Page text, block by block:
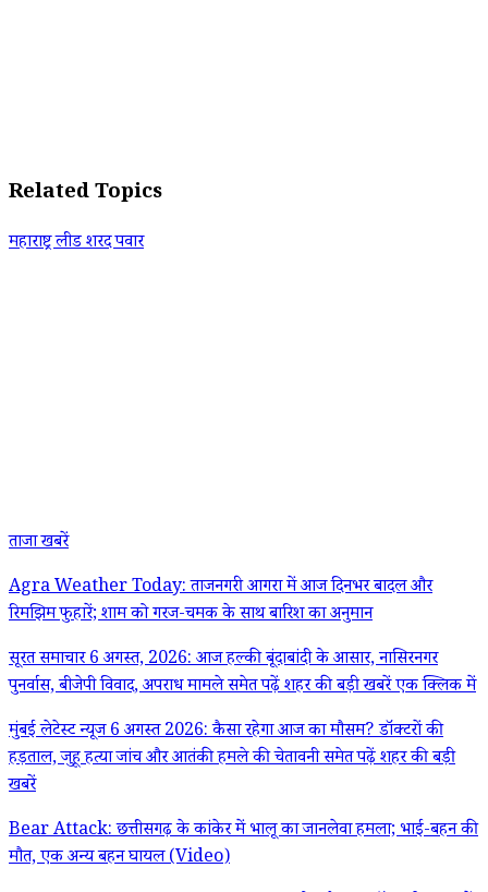
Related Topics
महाराष्ट्र लीड शरद पवार
ताजा खबरें
Agra Weather Today: ताजनगरी आगरा में आज दिनभर बादल और
रिमझिम फुहारें; शाम को गरज-चमक के साथ बारिश का अनुमान
सूरत समाचार 6 अगस्त, 2026: आज हल्की बूंदाबांदी के आसार, नासिरनगर
पुनर्वास, बीजेपी विवाद, अपराध मामले समेत पढ़ें शहर की बड़ी खबरें एक क्लिक में
मुंबई लेटेस्ट न्यूज 6 अगस्त 2026: कैसा रहेगा आज का मौसम? डॉक्टरों की
हड़ताल, जुहू हत्या जांच और आतंकी हमले की चेतावनी समेत पढ़ें शहर की बड़ी
खबरें
Bear Attack: छत्तीसगढ़ के कांकेर में भालू का जानलेवा हमला; भाई-बहन की
मौत, एक अन्य बहन घायल (Video)